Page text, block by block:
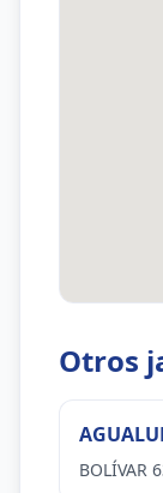
Otros
BOLÍVAR